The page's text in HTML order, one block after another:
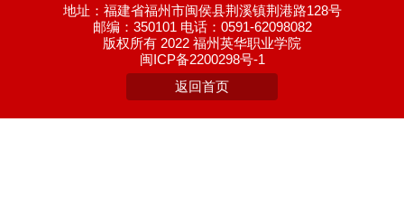
地址：福建省福州市闽侯县荆溪镇荆港路128号
邮编：350101 电话：0591-62098082
版权所有 2022 福州英华职业学院
闽ICP备2200298号-1
返回首页